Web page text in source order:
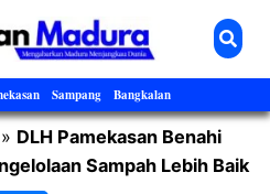
Sampang Bangkalan
» DLH Pamekasan Benahi
Sampah Lebih Baik